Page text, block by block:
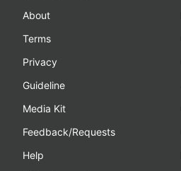
About
Terms
Privacy
Guideline
Media Kit
Feedback/Requests
Help